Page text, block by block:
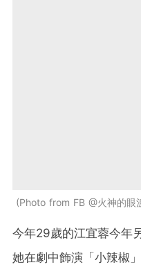
Photo from FB @火神的眼
今年29歲的江宜蓉今年
她在劇中飾演「小辣椒